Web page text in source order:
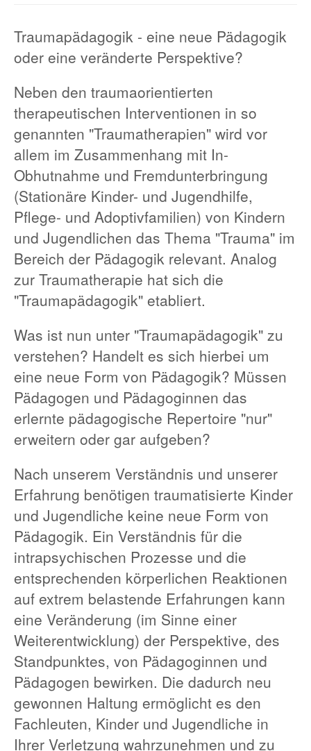
Traumapädagogik - eine neue Pädagogik
oder eine veränderte Perspektive?
Neben den traumaorientierten
therapeutischen Interventionen in so
genannten "Traumatherapien" wird vor
allem im Zusammenhang mit In-
Obhutnahme und Fremdunterbringung
(Stationäre Kinder- und Jugendhilfe,
Pflege- und Adoptivfamilien) von Kindern
und Jugendlichen das Thema "Trauma" im
Bereich der Pädagogik relevant. Analog
zur Traumatherapie hat sich die
"Traumapädagogik" etabliert.
Was ist nun unter "Traumapädagogik" zu
verstehen? Handelt es sich hierbei um
eine neue Form von Pädagogik? Müssen
Pädagogen und Pädagoginnen das
erlernte pädagogische Repertoire "nur"
erweitern oder gar aufgeben?
Nach unserem Verständnis und unserer
Erfahrung benötigen traumatisierte Kinder
und Jugendliche keine neue Form von
Pädagogik. Ein Verständnis für die
intrapsychischen Prozesse und die
entsprechenden körperlichen Reaktionen
auf extrem belastende Erfahrungen kann
eine Veränderung (im Sinne einer
Weiterentwicklung) der Perspektive, des
Standpunktes, von Pädagoginnen und
Pädagogen bewirken. Die dadurch neu
gewonnen Haltung ermöglicht es den
Fachleuten, Kinder und Jugendliche in
Ihrer Verletzung wahrzunehmen und zu